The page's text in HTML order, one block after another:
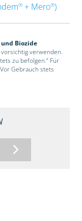
®+ Mero®)
Biozide
verwenden.
zu befolgen.“ Für
Gebrauch stets